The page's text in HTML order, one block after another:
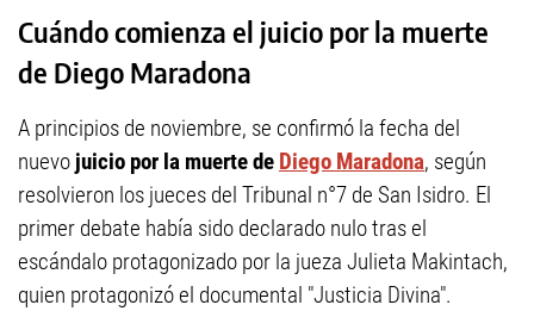
Cuándo comienza el juicio por la muerte
de Diego Maradona
A principios de noviembre, se confirmó la fecha del
nuevo juicio por la muerte de Diego Maradona, según
resolvieron los jueces del Tribunal n°7 de San Isidro. El
primer debate había sido declarado nulo tras el
escándalo protagonizado por la jueza Julieta Makintach,
quien protagonizó el documental "Justicia Divina".